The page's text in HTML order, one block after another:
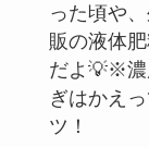
った頃や
販の液体
だよ💡※濃
ぎはかえ
ツ！